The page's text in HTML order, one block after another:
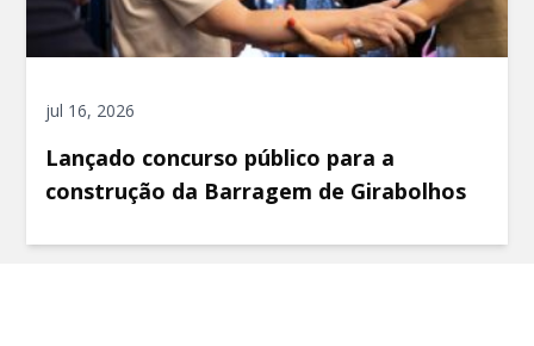
jul 16, 2026
Lançado concurso público para a
construção da Barragem de Girabolhos